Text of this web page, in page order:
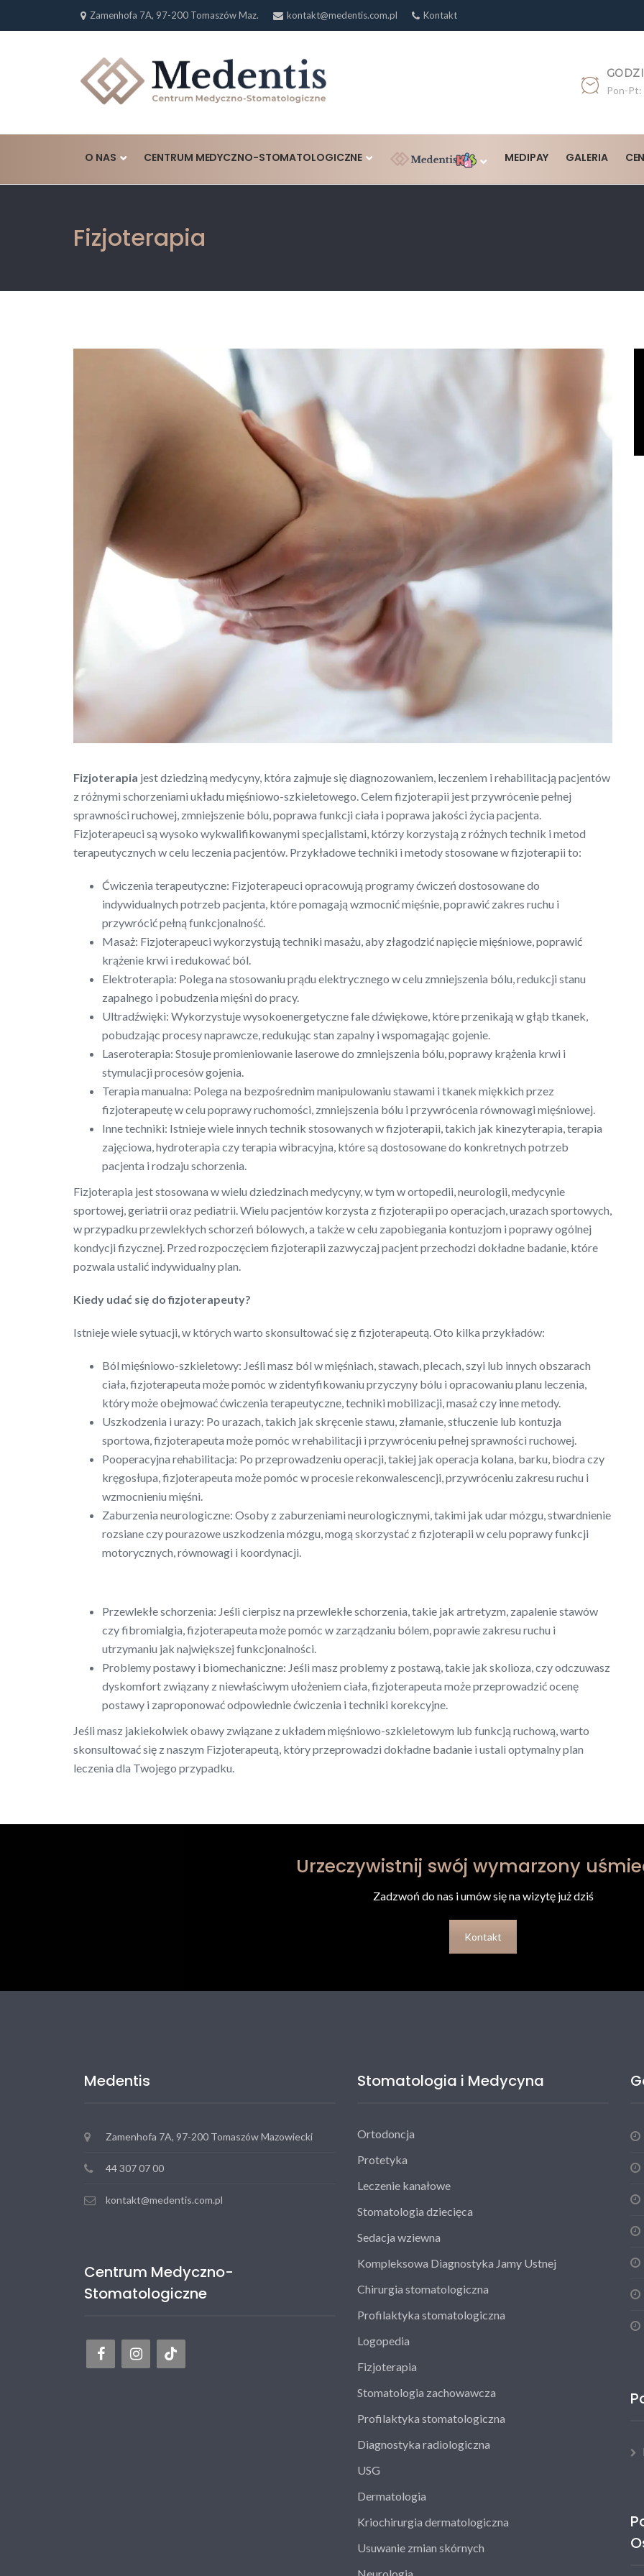
Zamenhofa 7A, 97-200 Tomaszów Maz. kontakt@medentis.com.pl Kontakt
Pon-
O NAS CENTRUM MEDYCZNO-STOMATOLOGICZNE MEDIPAY GALERIA
Fizjoterapia
Fizjoterapia jest dziedziną medycyny, która zajmuje się diagnozowaniem, leczeniem i rehabilitacją pacjentów
z różnymi schorzeniami układu mięśniowo-szkieletowego. Celem fizjoterapii jest przywrócenie pełnej
sprawności ruchowej, zmniejszenie bólu, poprawa funkcji ciała i poprawa jakości życia pacjenta.
Fizjoterapeuci są wysoko wykwalifikowanymi specjalistami, którzy korzystają z różnych technik i metod
terapeutycznych w celu leczenia pacjentów. Przykładowe techniki i metody stosowane w fizjoterapii to:
Ćwiczenia terapeutyczne: Fizjoterapeuci opracowują programy ćwiczeń dostosowane do
indywidualnych potrzeb pacjenta, które pomagają wzmocnić mięśnie, poprawić zakres ruchu i
przywrócić pełną funkcjonalność.
Masaż: Fizjoterapeuci wykorzystują techniki masażu, aby złagodzić napięcie mięśniowe, poprawić
krążenie krwi i redukować ból.
Elektroterapia: Polega na stosowaniu prądu elektrycznego w celu zmniejszenia bólu, redukcji stanu
zapalnego i pobudzenia mięśni do pracy.
Ultradźwięki: Wykorzystuje wysokoenergetyczne fale dźwiękowe, które przenikają w głąb tkanek,
pobudzając procesy naprawcze, redukując stan zapalny i wspomagając gojenie.
Laseroterapia: Stosuje promieniowanie laserowe do zmniejszenia bólu, poprawy krążenia krwi i
stymulacji procesów gojenia.
Terapia manualna: Polega na bezpośrednim manipulowaniu stawami i tkanek miękkich przez
fizjoterapeutę w celu poprawy ruchomości, zmniejszenia bólu i przywrócenia równowagi mięśniowej.
Inne techniki: Istnieje wiele innych technik stosowanych w fizjoterapii, takich jak kinezyterapia, terapia
zajęciowa, hydroterapia czy terapia wibracyjna, które są dostosowane do konkretnych potrzeb
pacjenta i rodzaju schorzenia.
Fizjoterapia jest stosowana w wielu dziedzinach medycyny, w tym w ortopedii, neurologii, medycynie
sportowej, geriatrii oraz pediatrii. Wielu pacjentów korzysta z fizjoterapii po operacjach, urazach sportowych,
w przypadku przewlekłych schorzeń bólowych, a także w celu zapobiegania kontuzjom i poprawy ogólnej
kondycji fizycznej. Przed rozpoczęciem fizjoterapii zazwyczaj pacjent przechodzi dokładne badanie, które
pozwala ustalić indywidualny plan.
Kiedy udać się do fizjoterapeuty?
Istnieje wiele sytuacji, w których warto skonsultować się z fizjoterapeutą. Oto kilka przykładów:
Ból mięśniowo-szkieletowy: Jeśli masz ból w mięśniach, stawach, plecach, szyi lub innych obszarach
ciała, fizjoterapeuta może pomóc w zidentyfikowaniu przyczyny bólu i opracowaniu planu leczenia,
który może obejmować ćwiczenia terapeutyczne, techniki mobilizacji, masaż czy inne metody.
Uszkodzenia i urazy: Po urazach, takich jak skręcenie stawu, złamanie, stłuczenie lub kontuzja
sportowa, fizjoterapeuta może pomóc w rehabilitacji i przywróceniu pełnej sprawności ruchowej.
Pooperacyjna rehabilitacja: Po przeprowadzeniu operacji, takiej jak operacja kolana, barku, biodra czy
kręgosłupa, fizjoterapeuta może pomóc w procesie rekonwalescencji, przywróceniu zakresu ruchu i
wzmocnieniu mięśni.
Zaburzenia neurologiczne: Osoby z zaburzeniami neurologicznymi, takimi jak udar mózgu, stwardnienie
rozsiane czy pourazowe uszkodzenia mózgu, mogą skorzystać z fizjoterapii w celu poprawy funkcji
motorycznych, równowagi i koordynacji.
Przewlekłe schorzenia: Jeśli cierpisz na przewlekłe schorzenia, takie jak artretyzm, zapalenie stawów
czy fibromialgia, fizjoterapeuta może pomóc w zarządzaniu bólem, poprawie zakresu ruchu i
utrzymaniu jak największej funkcjonalności.
Problemy postawy i biomechaniczne: Jeśli masz problemy z postawą, takie jak skolioza, czy odczuwasz
dyskomfort związany z niewłaściwym ułożeniem ciała, fizjoterapeuta może przeprowadzić ocenę
postawy i zaproponować odpowiednie ćwiczenia i techniki korekcyjne.
Jeśli masz jakiekolwiek obawy związane z układem mięśniowo-szkieletowym lub funkcją ruchową, warto
skonsultować się z naszym Fizjoterapeutą, który przeprowadzi dokładne badanie i ustali optymalny plan
leczenia dla Twojego przypadku.
Urzeczywistnij swój wymarzony
Zadzwoń do nas i umów się na wizytę już dziś
Kontakt
Medentis
Zamenhofa 7A, 97-200 Tomaszów Mazowiecki
44 307 07 00
kontakt@medentis.com.pl
Centrum Medyczno-
Stomatologiczne
Stomatologia i Medycyna
Ortodoncja
Protetyka
Leczenie kanałowe
Stomatologia dziecięca
Sedacja wziewna
Kompleksowa Diagnostyka Jamy Ustnej
Chirurgia stomatologiczna
Profilaktyka stomatologiczna
Logopedia
Fizjoterapia
Stomatologia zachowawcza
Profilaktyka stomatologiczna
Diagnostyka radiologiczna
USG
Dermatologia
Kriochirurgia dermatologiczna
Usuwanie zmian skórnych